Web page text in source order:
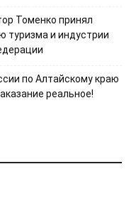
Томенко принял
туризма и индустрии
по Алтайскому краю
реальное!